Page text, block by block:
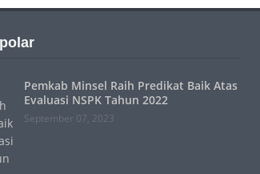
Pemkab Minsel Raih Predikat Baik Atas
Evaluasi NSPK Tahun 2022
September 07, 2023